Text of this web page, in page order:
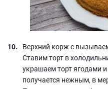
Верхний корж с
Ставим торт в
украшаем торт ягодами
получается нежным, в